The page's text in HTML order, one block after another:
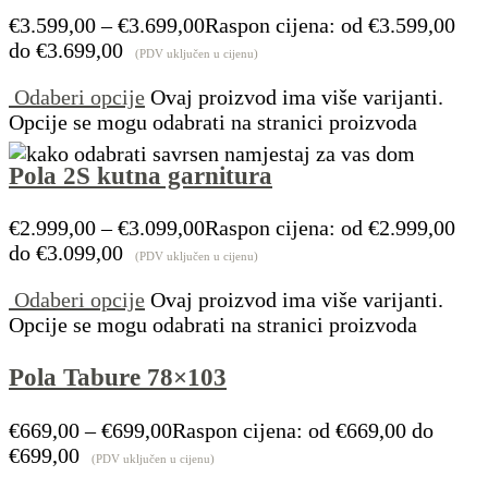
€3.599,00 – €3.699,00Raspon cijena: od €3.599,00
do €3.699,00
(PDV uključen u cijenu)
Odaberi opcije Ovaj proizvod ima više varijanti.
Opcije se mogu odabrati na stranici proizvoda
Pola 2S kutna garnitura
€2.999,00 – €3.099,00Raspon cijena: od €2.999,00
do €3.099,00
(PDV uključen u cijenu)
Odaberi opcije Ovaj proizvod ima više varijanti.
Opcije se mogu odabrati na stranici proizvoda
Pola Tabure 78×103
€669,00 – €699,00Raspon cijena: od €669,00 do
€699,00
(PDV uključen u cijenu)